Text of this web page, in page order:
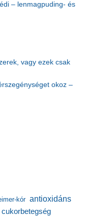
– lenmagpuding- és
vagy ezek csak
okoz –
kór antioxidáns
cukorbetegség